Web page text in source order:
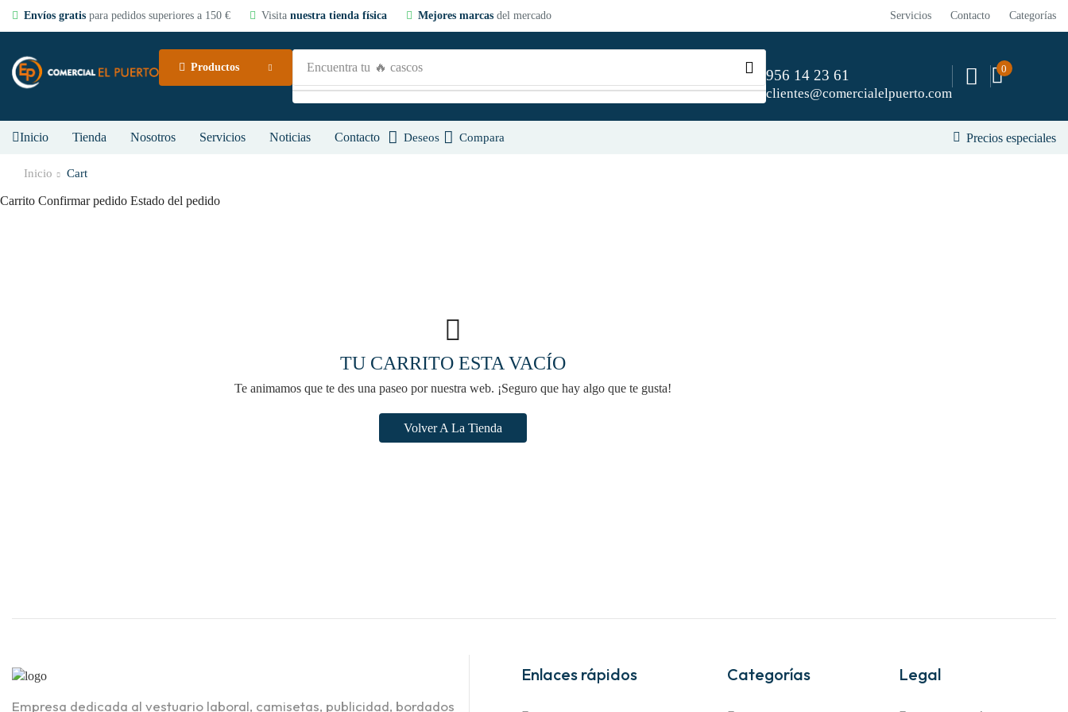
Envíos gratis para pedidos superiores a 150 € Visita nuestra tienda física Mejores marcas del mercado Servicios Contacto Categorías
Productos Encuentra tu 🔥 cascos 956 14 23 61
clientes@comercialelpuerto.com
0
Inicio Tienda Nosotros Servicios Noticias Contacto Deseos Compara Precios especiales
Inicio Cart
Carrito Confirmar pedido Estado del pedido
TU CARRITO ESTA VACÍO
Te animamos que te des una paseo por nuestra web. ¡Seguro que hay algo que te gusta!
Volver A La Tienda
Empresa dedicada al vestuario laboral, camisetas, publicidad, bordados
Enlaces rápidos Categorías Legal